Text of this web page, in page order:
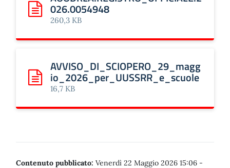
Scarica: AOODRLA.REGISTRO_UFFICIALE.2026.0054948
026.0054948
260,3 KB
Scarica:
AVVISO_DI_SCIOPERO_29_magg
io_2026_per_UUSSRR_e_scuole
16,7 KB
Contenuto pubblicato: Venerdì 22 Maggio 2026 15:06 -